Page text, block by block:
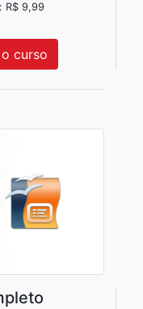
R$ 9,99
curso